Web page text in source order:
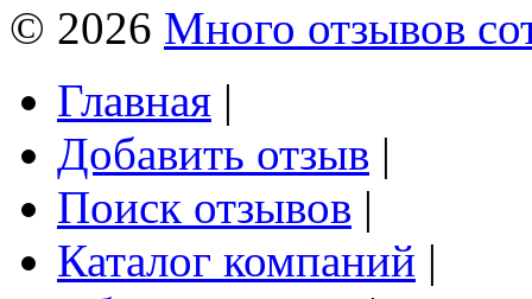
© 2026 Много отзывов
Главная |
Добавить отзыв |
Поиск отзывов |
Каталог компаний |